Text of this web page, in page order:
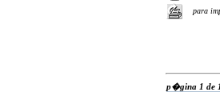
para
p�gina 1 de